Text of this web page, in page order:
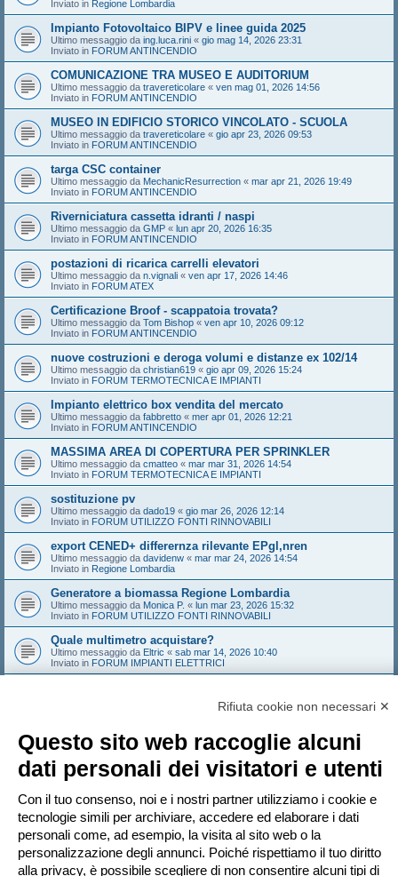
Inviato in Regione Lombardia
Impianto Fotovoltaico BIPV e linee guida 2025
Ultimo messaggio da ing.luca.rini « gio mag 14, 2026 23:31
Inviato in FORUM ANTINCENDIO
COMUNICAZIONE TRA MUSEO E AUDITORIUM
Ultimo messaggio da travereticolare « ven mag 01, 2026 14:56
Inviato in FORUM ANTINCENDIO
MUSEO IN EDIFICIO STORICO VINCOLATO - SCUOLA
Ultimo messaggio da travereticolare « gio apr 23, 2026 09:53
Inviato in FORUM ANTINCENDIO
targa CSC container
Ultimo messaggio da MechanicResurrection « mar apr 21, 2026 19:49
Inviato in FORUM ANTINCENDIO
Riverniciatura cassetta idranti / naspi
Ultimo messaggio da GMP « lun apr 20, 2026 16:35
Inviato in FORUM ANTINCENDIO
postazioni di ricarica carrelli elevatori
Ultimo messaggio da n.vignali « ven apr 17, 2026 14:46
Inviato in FORUM ATEX
Certificazione Broof - scappatoia trovata?
Ultimo messaggio da Tom Bishop « ven apr 10, 2026 09:12
Inviato in FORUM ANTINCENDIO
nuove costruzioni e deroga volumi e distanze ex 102/14
Ultimo messaggio da christian619 « gio apr 09, 2026 15:24
Inviato in FORUM TERMOTECNICA E IMPIANTI
Impianto elettrico box vendita del mercato
Ultimo messaggio da fabbretto « mer apr 01, 2026 12:21
Inviato in FORUM ANTINCENDIO
MASSIMA AREA DI COPERTURA PER SPRINKLER
Ultimo messaggio da cmatteo « mar mar 31, 2026 14:54
Inviato in FORUM TERMOTECNICA E IMPIANTI
sostituzione pv
Ultimo messaggio da dado19 « gio mar 26, 2026 12:14
Inviato in FORUM UTILIZZO FONTI RINNOVABILI
export CENED+ differernza rilevante EPgl,nren
Ultimo messaggio da davidenw « mar mar 24, 2026 14:54
Inviato in Regione Lombardia
Generatore a biomassa Regione Lombardia
Ultimo messaggio da Monica P. « lun mar 23, 2026 15:32
Inviato in FORUM UTILIZZO FONTI RINNOVABILI
Quale multimetro acquistare?
Ultimo messaggio da Eltric « sab mar 14, 2026 10:40
Inviato in FORUM IMPIANTI ELETTRICI
Dubbio interpretativo DM 19/02/2007
Ultimo messaggio da NoNickName «gio mar 05, 2026 10:18
FORUM TERMOTECNICA E IMPIANTI
Edificio con sala convegni aumento provvisorio affollamento
Ultimo messaggio da Sandeman «gio feb 26, 2026 14:21
Inviato inFORUM ANTINCENDIO
La ricerca ha trovato più di 1000 risultati Pagina1di20
1 2 3 4 5 … 20
Rifiuta cookie non necessari ✕
Questo sito web raccoglie alcuni
dati personali dei visitatori e utenti
Con il tuo consenso, noi e i nostri partner utilizziamo i cookie e
tecnologie simili per archiviare, accedere ed elaborare i dati
personali come, ad esempio, la visita al sito web o la
personalizzazione degli annunci. Poiché rispettiamo il tuo diritto
alla privacy, è possibile scegliere di non consentire alcuni tipi di